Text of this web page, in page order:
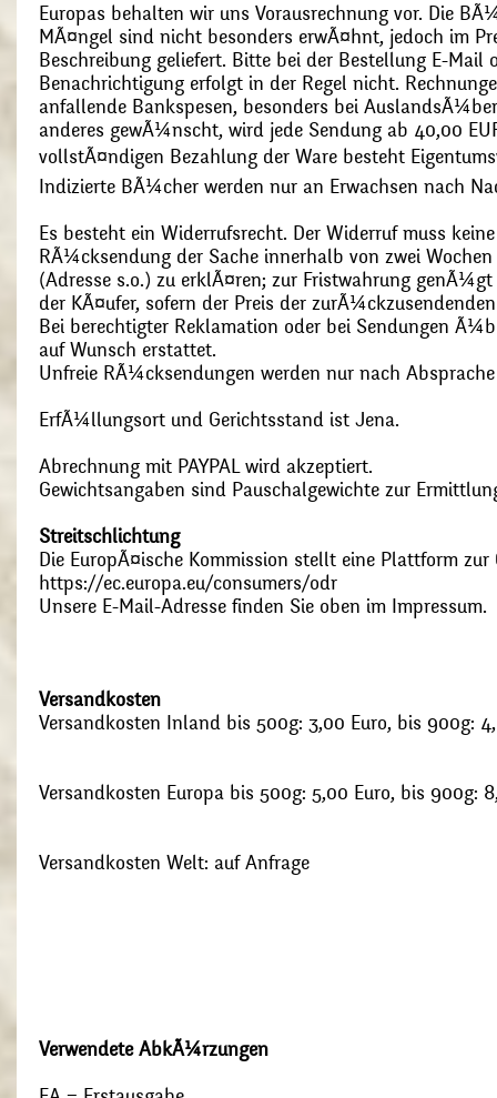
Europas behalten wir uns Vorausrechnung vor. Die
MÃ¤ngel sind nicht besonders erwÃ¤hnt, jedoch im
Beschreibung geliefert. Bitte bei der Bestellung E-Mail
Benachrichtigung erfolgt in der Regel nicht.
anfallende Bankspesen, besonders bei
anderes gewÃ¼nscht, wird jede Sendung ab 40,00
vollstÃ¤ndigen Bezahlung der Ware besteht
Indizierte BÃ¼cher werden nur an Erwachsen nach
Es besteht ein Widerrufsrecht. Der Widerruf muss
RÃ¼cksendung der Sache innerhalb von zwei
(Adresse s.o.) zu erklÃ¤ren; zur Fristwahrung
der KÃ¤ufer, sofern der Preis der
Bei berechtigter Reklamation oder bei Sendungen
auf Wunsch erstattet.
Unfreie RÃ¼cksendungen werden nur nach
ErfÃ¼llungsort und Gerichtsstand ist Jena.
Abrechnung mit PAYPAL wird akzeptiert.
Gewichtsangaben sind Pauschalgewichte zur
Streitschlichtung
Die EuropÃ¤ische Kommission stellt eine Plattform
https://ec.europa.eu/consumers/odr
Unsere E-Mail-Adresse finden Sie oben im Impressum.
Versandkosten
Versandkosten Inland bis 500g: 3,00 Euro, bis 900g:
Versandkosten Europa bis 500g: 5,00 Euro, bis 900g:
Versandkosten Welt: auf Anfrage
Verwendete AbkÃ¼rzungen